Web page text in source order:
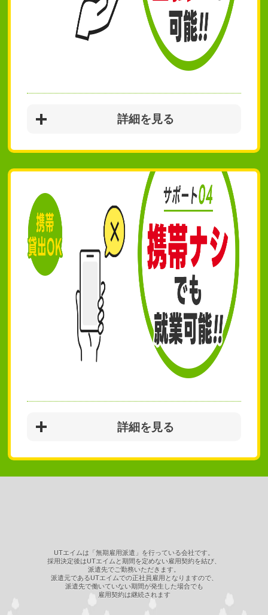
詳細を見る
詳細を見る
UTエイムは「無期雇用派遣」を行っている会社です。
採用決定後はUTエイムと期間を定めない雇用契約を結び、
派遣先でご勤務いただきます。
派遣元であるUTエイムでの正社員雇用となりますので、
派遣先で働いていない期間が発生した場合でも
雇用契約は継続されます